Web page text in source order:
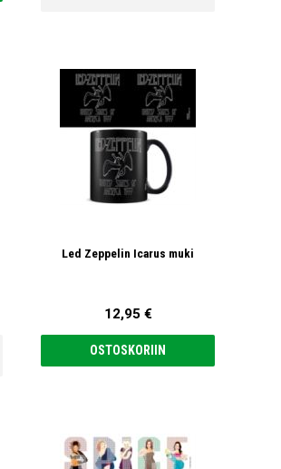
Led Zeppelin Icarus muki
12,95 €
OSTOSKORIIN